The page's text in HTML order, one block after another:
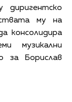
диригентско
му на
консолидира
музикални
за Борислав